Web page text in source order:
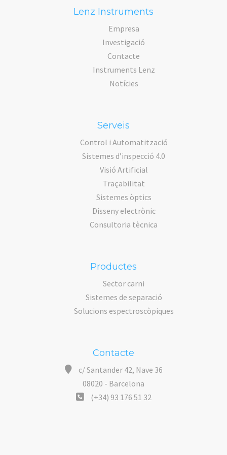
Lenz Instruments
Empresa
Investigació
Contacte
Instruments Lenz
Notícies
Serveis
Control i Automatització
Sistemes d’inspecció 4.0
Visió Artificial
Traçabilitat
Sistemes òptics
Disseny electrònic
Consultoria tècnica
Productes
Sector carni
Sistemes de separació
Solucions espectroscòpiques
Contacte
c/ Santander 42, Nave 36
08020 - Barcelona
(+34) 93 176 51 32